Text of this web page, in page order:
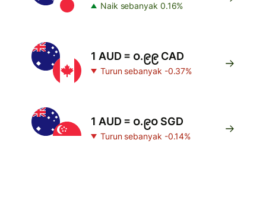
Naik sebanyak 0.16%
1 AUD = ၀.၉၉ CAD
Turun sebanyak -0.37%
1 AUD = ၀.၉၀ SGD
Turun sebanyak -0.14%